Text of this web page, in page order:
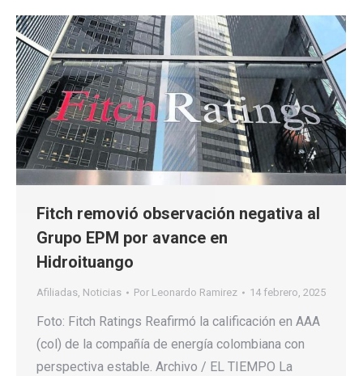
Fitch removió observación negativa al
Grupo EPM por avance en
Hidroituango
Afiliadas, Noticias Por Leonardo Ramirez 14 febrero, 2025
Foto: Fitch Ratings Reafirmó la calificación en AAA
(col) de la compañía de energía colombiana con
perspectiva estable. Archivo / EL TIEMPO La